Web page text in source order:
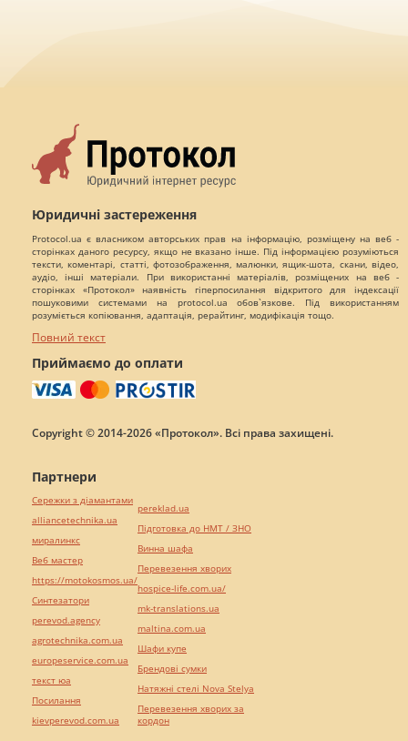
Юридичні застереження
Protocol.ua є власником авторських прав на інформацію, розміщену на веб -
сторінках даного ресурсу, якщо не вказано інше. Під інформацією розуміються
тексти, коментарі, статті, фотозображення, малюнки, ящик-шота, скани, відео,
аудіо, інші матеріали. При використанні матеріалів, розміщених на веб -
сторінках «Протокол» наявність гіперпосилання відкритого для індексації
пошуковими системами на protocol.ua обов`язкове. Під використанням
розуміється копіювання, адаптація, рерайтинг, модифікація тощо.
Повний текст
Приймаємо до оплати
Copyright © 2014-2026 «Протокол». Всі права захищені.
Партнери
Сережки з діамантами
alliancetechnika.ua
миралинкс
Веб мастер
https://motokosmos.ua/
Синтезатори
perevod.agency
agrotechnika.com.ua
europeservice.com.ua
текст юа
Посилання
kievperevod.com.ua
pereklad.ua
Підготовка до НМТ / ЗНО
Винна шафа
Перевезення хворих
hospice-life.com.ua/
mk-translations.ua
maltina.com.ua
Шафи купе
Брендові сумки
Натяжні стелі Nova Stelya
Перевезення хворих за
кордон